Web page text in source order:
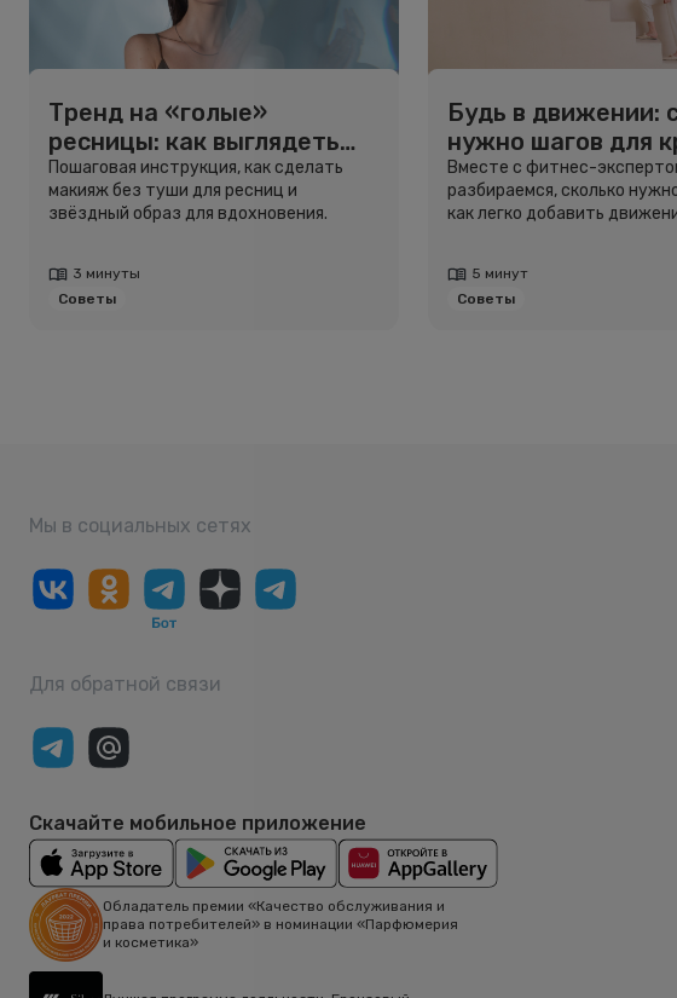
Тренд на «голые»
ресницы: как выглядеть
свежо, не используя тушь
Пошаговая инструкция, как сделать
макияж без туши для ресниц и
звёздный образ для вдохновения.
3 минуты
Советы
Будь в движении:
нужно шагов для
и здоровья
Вместе с фитнес-
разбираемся, сколько
как легко добавить
5 минут
Советы
Мы в социальных сетях
Для обратной связи
Скачайте мобильное приложение
Обладатель премии «Качество обслуживания и
права потребителей» в номинации «Парфюмерия
и косметика»